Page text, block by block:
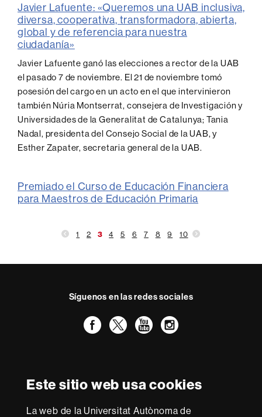
Este sitio web usa cookies
La web de la Universitat Autònoma de
Javier Lafuente: «Queremos una UAB inclusiva,
diversa, cooperativa, transformadora, abierta,
global y de referencia para nuestra
ciudadanía»
Javier Lafuente ganó las elecciones a rector de la UAB
el pasado 7 de noviembre. El 21 de noviembre tomó
posesión del cargo en un acto en el que intervinieron
también Núria Montserrat, consejera de Investigación y
Universidades de la Generalitat de Catalunya; Tania
Nadal, presidenta del Consejo Social de la UAB, y
Esther Zapater, secretaria general de la UAB.
Premiado el Curso de Educación Financiera
para Maestros de Educación Primaria
1 2 3 4 5 6 7 8 9 10
Síguenos en las redes sociales
Facebook
TwitterYouTube
Instagram
Excellence
Research